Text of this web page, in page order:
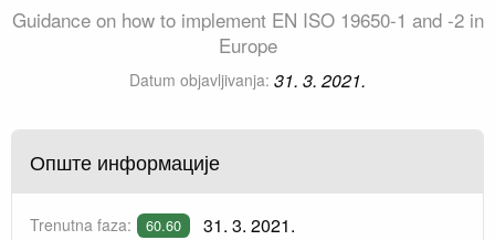
Guidance on how to implement EN ISO 19650-1 and -2 in
Europe
Datum objavljivanja: 31. 3. 2021.
Опште информације
Trenutna faza: 60.60 31. 3. 2021.